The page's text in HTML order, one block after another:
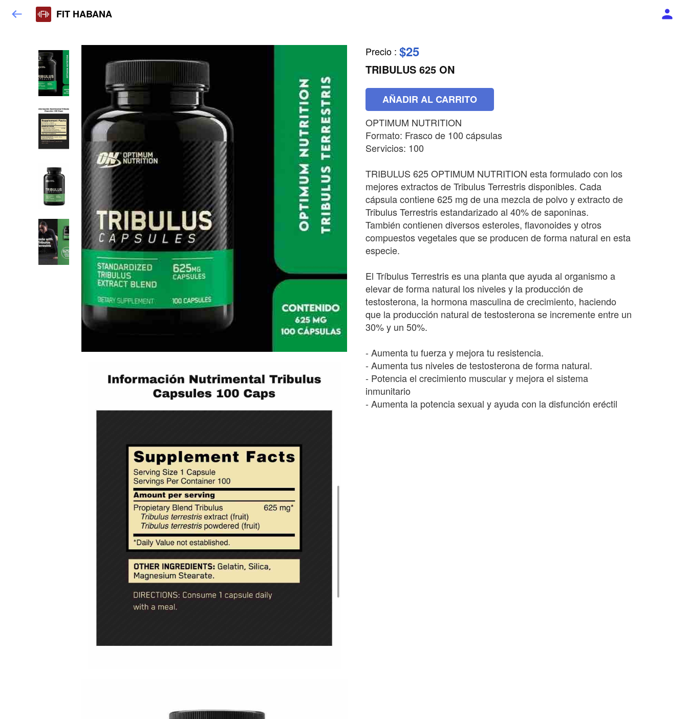
FIT HABANA
Precio : $25
TRIBULUS 625 ON
AÑADIR AL CARRITO
OPTIMUM NUTRITION
Formato: Frasco de 100 cápsulas
Servicios: 100
TRIBULUS 625 OPTIMUM NUTRITION esta formulado con los
mejores extractos de Tribulus Terrestris disponibles. Cada
cápsula contiene 625 mg de una mezcla de polvo y extracto de
Tribulus Terrestris estandarizado al 40% de saponinas.
También contienen diversos esteroles, flavonoides y otros
compuestos vegetales que se producen de forma natural en esta
especie.
El Tríbulus Terrestris es una planta que ayuda al organismo a
elevar de forma natural los niveles y la producción de
testosterona, la hormona masculina de crecimiento, haciendo
que la producción natural de testosterona se incremente entre un
30% y un 50%.
- Aumenta tu fuerza y mejora tu resistencia.
- Aumenta tus niveles de testosterona de forma natural.
- Potencia el crecimiento muscular y mejora el sistema
inmunitario
- Aumenta la potencia sexual y ayuda con la disfunción eréctil